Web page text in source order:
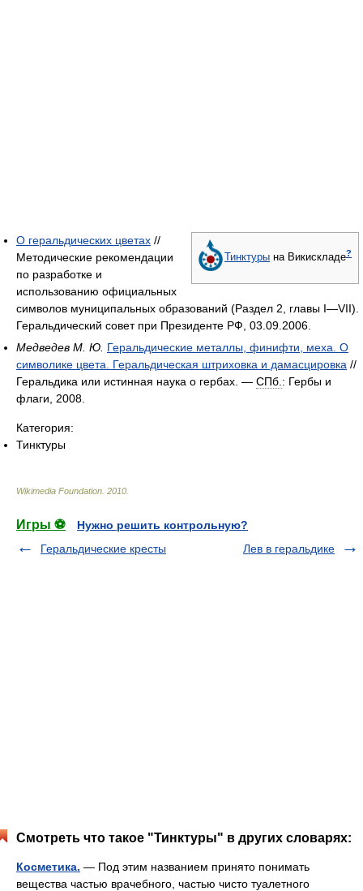
Тинктуры на Викискладе?
О геральдических цветах //
Методические рекомендации
по разработке и
использованию официальных
символов муниципальных образований (Раздел 2, главы I—VII).
Геральдический совет при Президенте РФ, 03.09.2006.
Медведев М. Ю. Геральдические металлы, финифти, меха. О
символике цвета. Геральдическая штриховка и дамасцировка //
Геральдика или истинная наука о гербах. — СПб. : Гербы и
флаги, 2008.
Категория:
Тинктуры
Wikimedia Foundation 2010
Игры ⚽
Нужно решить контрольную?
Геральдические кресты
Лев в геральдике
Смотреть что такое "Тинктуры" в других словарях:
Косметика. — Под этим названием принято понимать
вещества частью врачебного, частью чисто туалетного